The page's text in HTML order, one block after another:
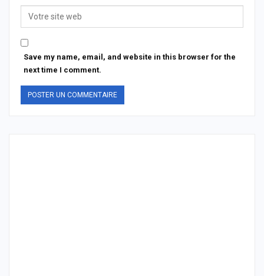
Save my name, email, and website in this browser for the
next time I comment.